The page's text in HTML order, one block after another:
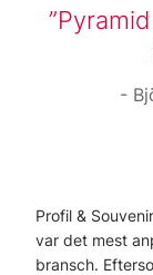
Profil &
var det mest
bransch.